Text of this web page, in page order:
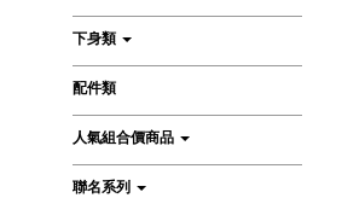
下身類
配件類
人氣組合價商品
聯名系列